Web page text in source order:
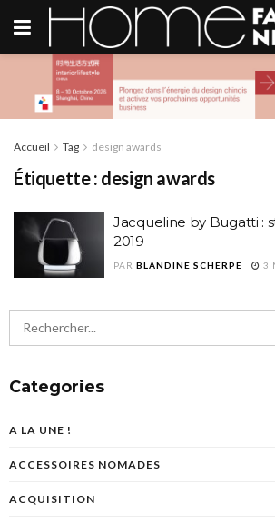
Accueil Tag design awards
Étiquette : design awards
Jacqueline by Bugatti :
2019
PAR BLANDINE SCHERPE 3
Categories
A LA UNE !
ACCESSOIRES NOMADES
ACQUISITION